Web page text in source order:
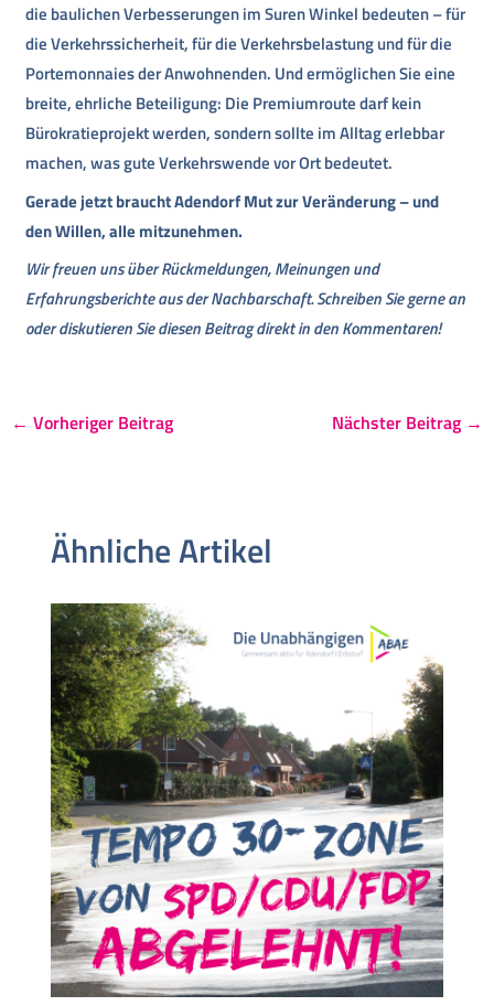
die baulichen Verbesserungen im Suren Winkel bedeuten – für
die Verkehrssicherheit, für die Verkehrsbelastung und für die
Portemonnaies der Anwohnenden. Und ermöglichen Sie eine
breite, ehrliche Beteiligung: Die Premiumroute darf kein
Bürokratieprojekt werden, sondern sollte im Alltag erlebbar
machen, was gute Verkehrswende vor Ort bedeutet.
Gerade jetzt braucht Adendorf Mut zur Veränderung – und
den Willen, alle mitzunehmen.
Wir freuen uns über Rückmeldungen, Meinungen und
Erfahrungsberichte aus der Nachbarschaft. Schreiben Sie gerne an
oder diskutieren Sie diesen Beitrag direkt in den Kommentaren!
← Vorheriger Beitrag Nächster Beitrag →
Ähnliche Artikel